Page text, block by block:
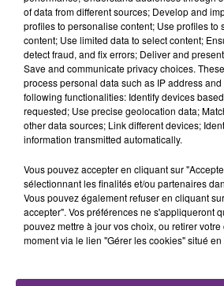
13h01
13h01
JENNIFER LOPEZ & DAVID GUETTA
Save Me Tonight
12h57
12h57
12h50
12h50
of data from different sources; Develop and
profiles to personalise content; Use profiles to
content; Use limited data to select content;
detect fraud, and fix errors; Deliver and
Save and communicate privacy choices.
process personal data such as IP address
following functionalities: Identify devices
requested; Use precise geolocation data;
other data sources; Link different devices;
information transmitted automatically.
Vous pouvez accepter en cliquant sur
sélectionnant les finalités et/ou partenaires
Vous pouvez également refuser en cliquant
accepter". Vos préférences ne s'appliqueront
pouvez mettre à jour vos choix, ou retirer
moment via le lien "Gérer les cookies" situé